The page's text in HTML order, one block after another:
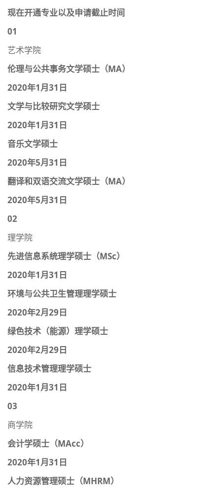
现在开通专业以及申请截止时间
01
艺术学院
伦理与公共事务文学硕士（MA）
2020年1月31日
文学与比较研究文学硕士
2020年1月31日
音乐文学硕士
2020年5月31日
翻译和双语交流文学硕士（MA）
2020年5月31日
02
理学院
先进信息系统理学硕士（MSc）
2020年1月31日
环境与公共卫生管理理学硕士
2020年2月29日
绿色技术（能源）理学硕士
2020年2月29日
信息技术管理理学硕士
2020年1月31日
03
商学院
会计学硕士（MAcc）
2020年1月31日
人力资源管理硕士（MHRM）